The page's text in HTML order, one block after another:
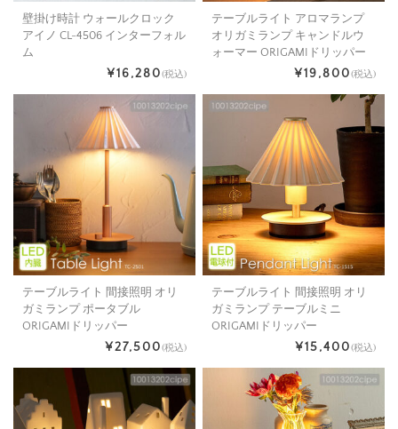
壁掛け時計 ウォールクロック
アイノ CL-4506 インターフォル
ム
¥16,280(税込)
テーブルライト アロマランプ
オリガミランプ キャンドルウ
ォーマー ORIGAMIドリッパー
¥19,800(税込)
テーブルライト 間接照明 オリ
ガミランプ ポータブル
ORIGAMIドリッパー
¥27,500(税込)
テーブルライト 間接照明 オリ
ガミランプ テーブルミニ
ORIGAMIドリッパー
¥15,400(税込)